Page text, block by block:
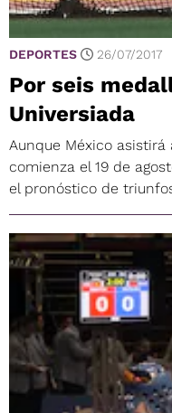
DEPORTES 26/07/2017
Por seis
Universiada
Aunque México asistirá
comienza el 19 de
el pronóstico de